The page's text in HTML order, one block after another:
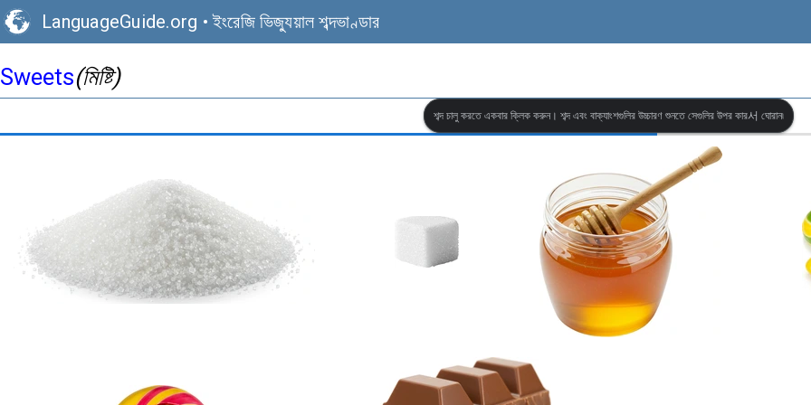
LanguageGuide.org •ইংরেজি ভিজ্যুয়াল শব্দভাণ্ডার
Sweets(মিষ্টি)
শব্দ চালু করতে একবার ক্লিক করুন। শব্দ এবং বাক্যাংশগুলির উচ্চারণ শুনতে সেগুলির উপর কার서 ঘোরান৷